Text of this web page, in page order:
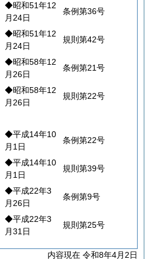
◆昭和51年12
月24日
条例第36号
◆昭和51年12
月24日
規則第42号
◆昭和58年12
月26日
条例第21号
◆昭和58年12
月26日
規則第22号
◆平成14年10
月1日
条例第22号
◆平成14年10
月1日
規則第39号
◆平成22年3
月26日
条例第9号
◆平成22年3
月31日
規則第25号
内容現在 令和8年4月2日